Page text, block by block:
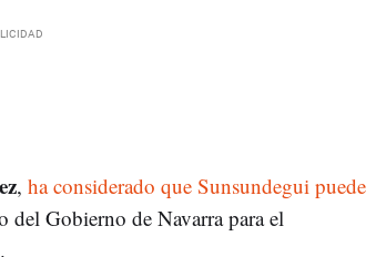
, ha considerado que Sunsundegui puede
del Gobierno de Navarra para el